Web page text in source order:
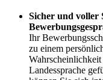
Sicher und voller
Ihr
zu einem
Landessprache